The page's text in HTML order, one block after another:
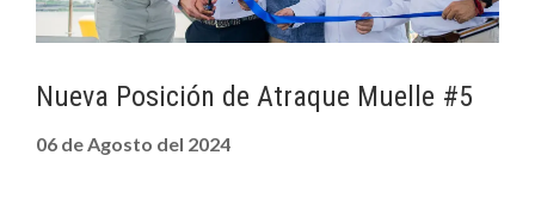
Nueva Posición de Atraque Muelle #5
06 de Agosto del 2024